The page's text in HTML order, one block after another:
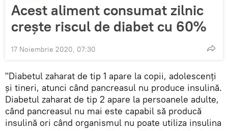
Acest aliment consumat zilnic
crește riscul de diabet cu 60%
17 Noiembrie 2020, 07:30
"Diabetul zaharat de tip 1 apare la copii, adolescenți
și tineri, atunci când pancreasul nu produce insulină.
Diabetul zaharat de tip 2 apare la persoanele adulte,
când pancreasul nu mai este capabil să producă
insulină ori când organismul nu poate utiliza insulina